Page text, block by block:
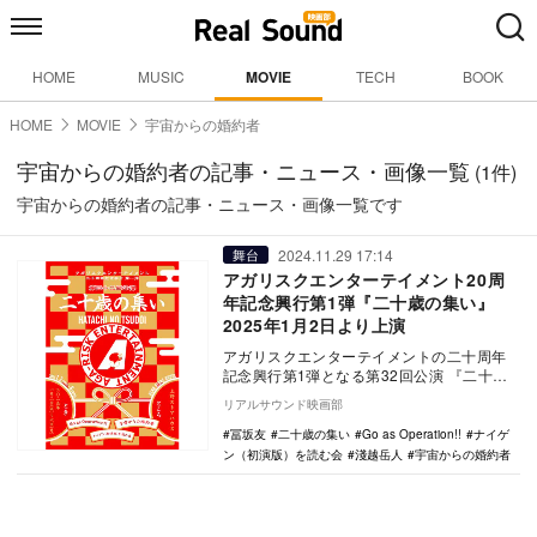
HOME MUSIC MOVIE TECH BOOK
HOME MOVIE 宇宙からの婚約者
宇宙からの婚約者の記事・ニュース・画像一覧 (1件)
宇宙からの婚約者の記事・ニュース・画像一覧です
舞台 2024.11.29 17:14
アガリスクエンターテイメント20周
年記念興行第1弾『二十歳の集い』
2025年1月2日より上演
アガリスクエンターテイメントの二十周年
記念興行第1弾となる第32回公演 『二十歳
の集い』が、2025年1月2日から6日にかけ
て東…
リアルサウンド映画部
冨坂友
二十歳の集い Go as Operation!!
ナイゲ
ン（初演版）を読む会
淺越岳人 宇宙からの婚約者